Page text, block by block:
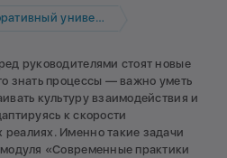
университет
руководителями стоят новые
знать процессы — важно уметь
культуру взаимодействия и
к скорости
Именно такие задачи
«Современные практики